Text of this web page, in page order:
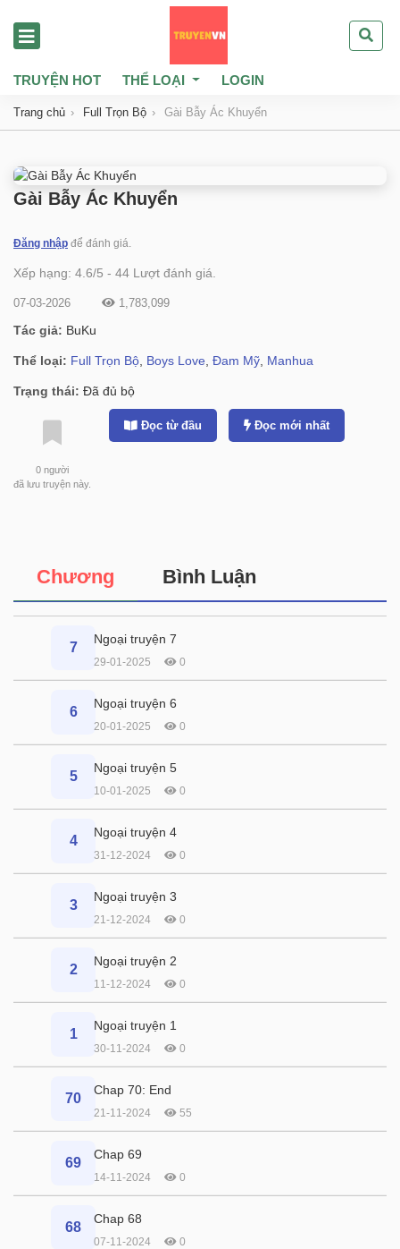
TRUYỆN HOT THỂ LOẠI LOGIN
Trang chủ Full Trọn Bộ Gài Bẫy Ác Khuyển
Gài Bẫy Ác Khuyển
Đăng nhập để đánh giá.
Xếp hạng: 4.6/5 - 44 Lượt đánh giá.
07-03-2026 1,783,099
Tác giả: BuKu
Thể loại: Full Trọn Bộ Boys Love Đam Mỹ Manhua
Trạng thái: Đã đủ bộ
0 người
đã lưu truyện này.
Đọc từ đầu Đọc mới nhất
Chương Bình Luận
7
Ngoại truyện 7
29-01-2025 0
6
Ngoại truyện 6
20-01-2025 0
5
Ngoại truyện 5
10-01-2025 0
4
Ngoại truyện 4
31-12-2024 0
3
Ngoại truyện 3
21-12-2024 0
2
Ngoại truyện 2
11-12-2024 0
1
Ngoại truyện 1
30-11-2024 0
70
Chap 70: End
21-11-2024 55
69
Chap 69
14-11-2024 0
68
Chap 68
07-11-2024 0